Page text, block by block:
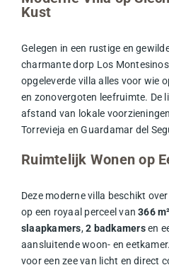
Kust
Gelegen in een rustige en
charmante dorp Los
opgeleverde villa alles voor wie
en zonovergoten leefruimte. De
afstand van lokale
Torrevieja en Guardamar del
Ruimtelijk Wonen op
Deze moderne villa beschikt over
op een royaal perceel van366 m²
slaapkamers,2 badkamersen
aansluitende woon- en
voor een zee van licht en direct